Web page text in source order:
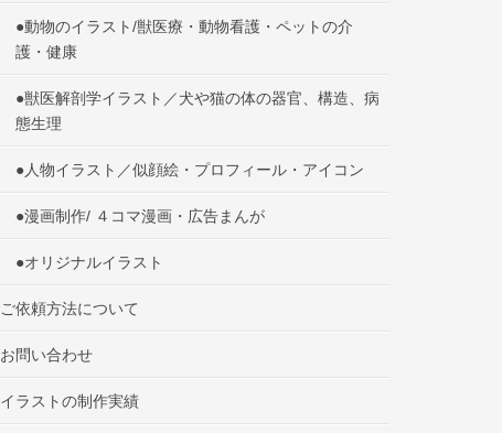
●動物のイラスト/獣医療・動物看護・ペットの介
護・健康
●獣医解剖学イラスト／犬や猫の体の器官、構造、病
態生理
●人物イラスト／似顔絵・プロフィール・アイコン
●漫画制作/ ４コマ漫画・広告まんが
●オリジナルイラスト
ご依頼方法について
お問い合わせ
イラストの制作実績